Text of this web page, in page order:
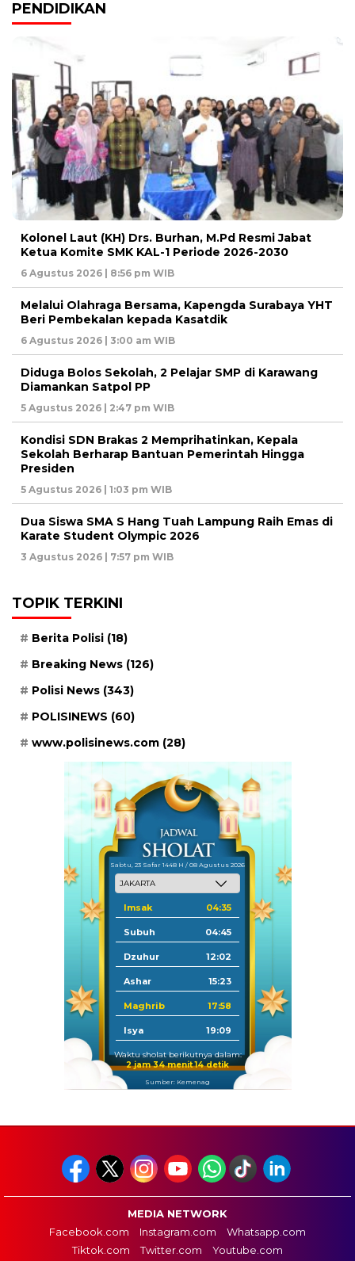
PENDIDIKAN
Kolonel Laut (KH) Drs. Burhan, M.Pd Resmi Jabat
Ketua Komite SMK KAL-1 Periode 2026-2030
6 Agustus 2026 | 8:56 pm WIB
Melalui Olahraga Bersama, Kapengda Surabaya YHT
Beri Pembekalan kepada Kasatdik
6 Agustus 2026 | 3:00 am WIB
Diduga Bolos Sekolah, 2 Pelajar SMP di Karawang
Diamankan Satpol PP
5 Agustus 2026 | 2:47 pm WIB
Kondisi SDN Brakas 2 Memprihatinkan, Kepala
Sekolah Berharap Bantuan Pemerintah Hingga
Presiden
5 Agustus 2026 | 1:03 pm WIB
Dua Siswa SMA S Hang Tuah Lampung Raih Emas di
Karate Student Olympic 2026
3 Agustus 2026 | 7:57 pm WIB
TOPIK TERKINI
Berita Polisi (18)
Breaking News (126)
Polisi News (343)
POLISINEWS (60)
www.polisinews.com (28)
Sabtu, 23 Safar 1448 H / 08 Agustus 2026
Imsak 04:35
Subuh 04:45
Dzuhur 12:02
Ashar 15:23
Maghrib 17:58
Isya 19:09
Waktu sholat berikutnya dalam:
2 jam 34 menit 13 detik
Sumber: Kemenag
MEDIA NETWORK
Facebook.com
Instagram.com
Whatsapp.com
Tiktok.com
Twitter.com Youtube.com